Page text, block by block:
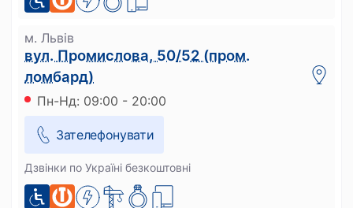
м. Львів
вул. Промислова, 50/52 (пром.
ломбард)
Пн-Нд: 09:00 - 20:00
Зателефонувати
Дзвінки по Україні безкоштовні